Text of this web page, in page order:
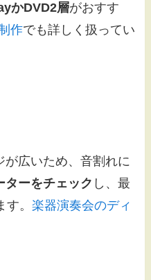
かDVD2層がおすす
作でも詳しく扱ってい
広いため、音割れに
ターをチェック し、最
す。楽器演奏会のディ